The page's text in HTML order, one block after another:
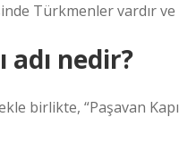
Türkmenler vardır ve
adı nedir?
birlikte, “Paşavan